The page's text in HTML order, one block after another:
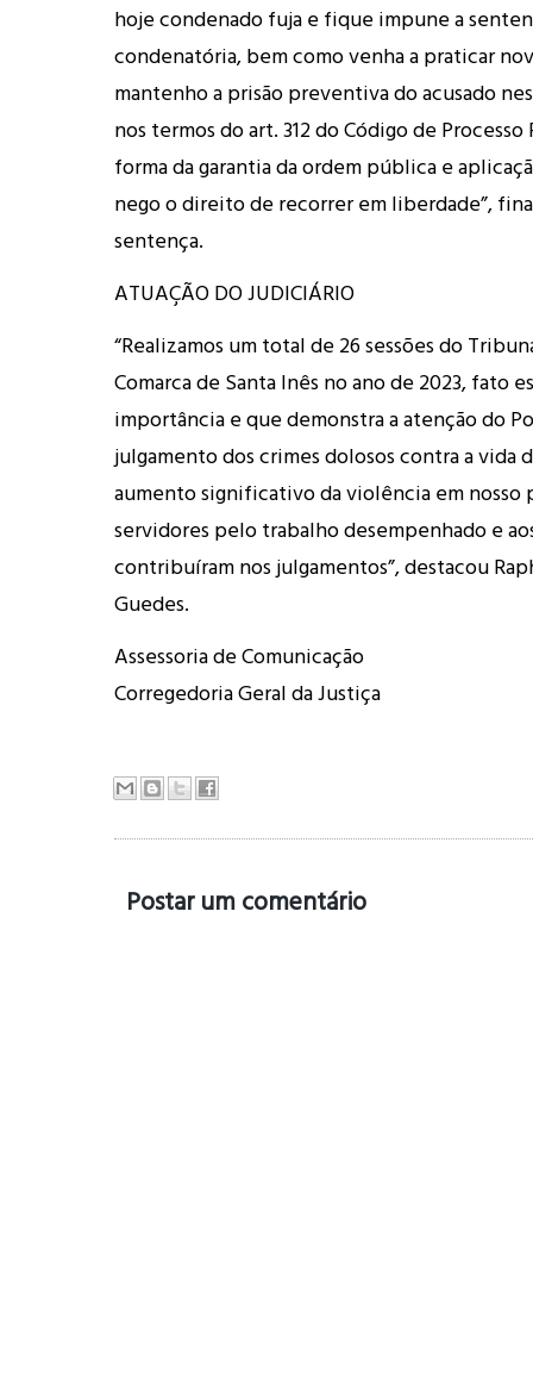
hoje condenado fuja e fique impune a
condenatória, bem como venha a praticar
mantenho a prisão preventiva do acusado
nos termos do art. 312 do Código de Processo
forma da garantia da ordem pública e
nego o direito de recorrer em liberdade”,
sentença.
ATUAÇÃO DO JUDICIÁRIO
“Realizamos um total de 26 sessões do
Comarca de Santa Inês no ano de 2023, fato
importância e que demonstra a atenção do
julgamento dos crimes dolosos contra a vida
aumento significativo da violência em nosso
servidores pelo trabalho desempenhado e
contribuíram nos julgamentos”, destacou
Guedes.
Assessoria de Comunicação
Corregedoria Geral da Justiça
Postar um comentário